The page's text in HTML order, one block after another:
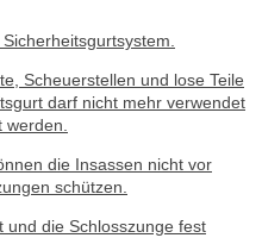
Scheuerstellen und lose Teile
darf nicht mehr verwendet
die Insassen nicht vor
schützen.
und die Schlosszunge fest